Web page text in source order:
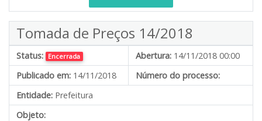
Tomada de Preços 14/2018
Status: Encerrada Abertura: 14/11/2018 00:00
Publicado em: 14/11/2018
Número do processo:
Entidade: Prefeitura
Objeto: